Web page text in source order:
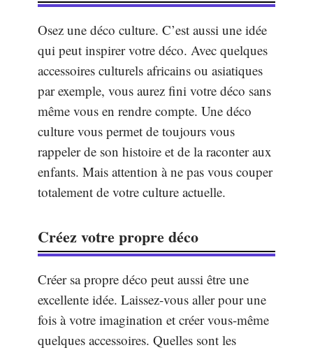
Osez une déco culture. C’est aussi une idée
qui peut inspirer votre déco. Avec quelques
accessoires culturels africains ou asiatiques
par exemple, vous aurez fini votre déco sans
même vous en rendre compte. Une déco
culture vous permet de toujours vous
rappeler de son histoire et de la raconter aux
enfants. Mais attention à ne pas vous couper
totalement de votre culture actuelle.
Créez votre propre déco
Créer sa propre déco peut aussi être une
excellente idée. Laissez-vous aller pour une
fois à votre imagination et créer vous-même
quelques accessoires. Quelles sont les